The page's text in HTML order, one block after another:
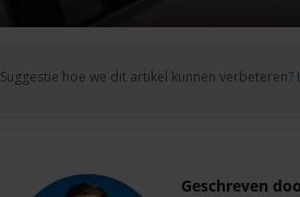
Suggestie hoe we dit artikel kunnen verbeteren?
Geschreven